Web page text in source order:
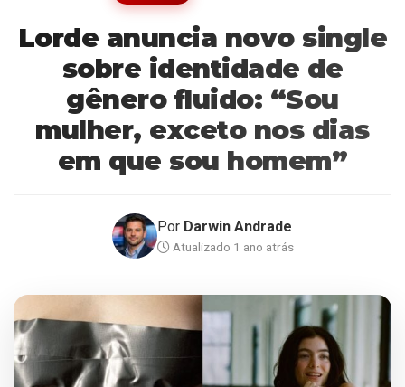
Lorde anuncia novo single
sobre identidade de
gênero fluido: “Sou
mulher, exceto nos dias
em que sou homem”
Por Darwin Andrade
Atualizado 1 ano atrás